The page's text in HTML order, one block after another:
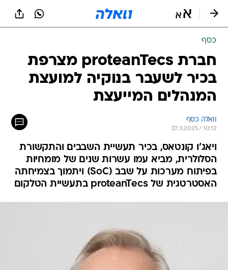
כסף
חברת proteanTecs מצרפת
בכיר לשעבר בנוקיה למועצת
המנהלים המייעצת
וואלה כסף
27.3.2025 / 10:12
ויאג'ו קונטאס, בכיר תעשיית השבבים והתקשורת
הסלולרית, מביא עמו עשרות שנים של מומחיות
בפיתוח מערכות על שבב (SoC) ויתמוך בצמיחתה
האסטרטגית של proteanTecs בתעשיית הטלקום